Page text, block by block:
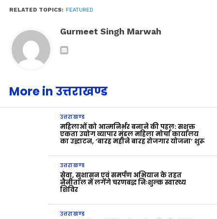
RELATED TOPICS: FEATURED
Gurmeet Singh Marwah
More in उत्तराखण्ड
उत्तराखण्ड
महिलाओं को आत्मनिर्भर बनाने की पहल: सशक्त
एकता उद्योग व्यापार मंडल महिला मोर्चा कार्यालय
का उद्घाटन, ‘बारह महीने बारह रोजगार योजना’ शुरू
उत्तराखण्ड
सेवा, सुशासन एवं समर्पण अभियान के तहत
नैनीताल में लगेंगे चरणबद्ध निःशुल्क स्वास्थ्य
शिविर
उत्तराखण्ड